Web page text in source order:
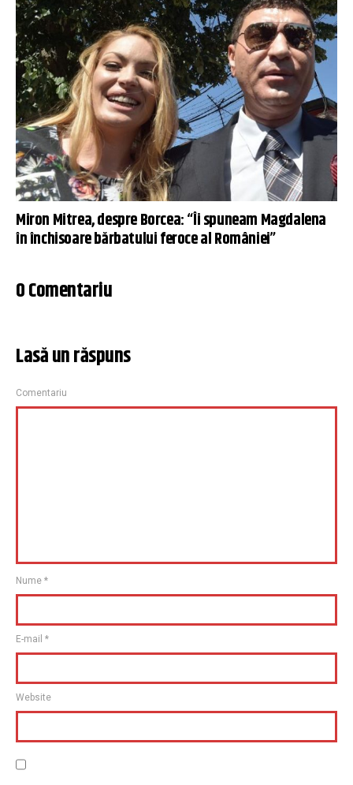
Miron Mitrea, despre Borcea: “Îi spuneam Magdalena
în închisoare bărbatului feroce al României”
0 Comentariu
Lasă un răspuns
Comentariu
Nume *
E-mail *
Website